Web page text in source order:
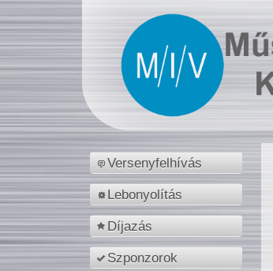
Versenyfelhívás
Lebonyolítás
Díjazás
Szponzorok